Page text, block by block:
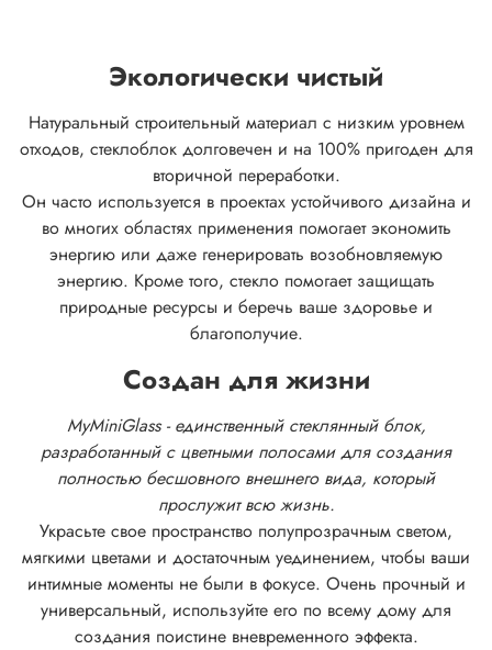
Экологически чистый
Натуральный строительный материал с низким уровнем
отходов, стеклоблок долговечен и на 100% пригоден для
вторичной переработки.
Он часто используется в проектах устойчивого дизайна и
во многих областях применения помогает экономить
энергию или даже генерировать возобновляемую
энергию. Кроме того, стекло помогает защищать
природные ресурсы и беречь ваше здоровье и
благополучие.
Создан для жизни
MyMiniGlass - единственный стеклянный блок,
разработанный с цветными полосами для создания
полностью бесшовного внешнего вида, который
прослужит всю жизнь.
Украсьте свое пространство полупрозрачным светом,
мягкими цветами и достаточным уединением, чтобы ваши
интимные моменты не были в фокусе. Очень прочный и
универсальный, используйте его по всему дому для
создания поистине вневременного эффекта.